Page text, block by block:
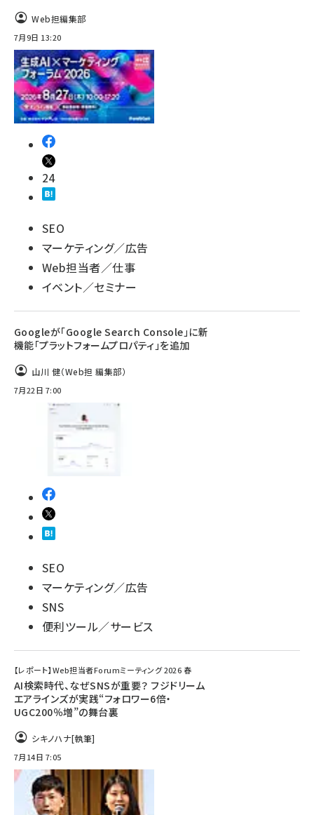
Web担編集部
7月9日 13:20
24
SEO
マーケティング／広告
Web担当者／仕事
イベント／セミナー
Googleが「Google Search Console」に新
機能「プラットフォームプロパティ」を追加
山川 健（Web担 編集部）
7月22日 7:00
SEO
マーケティング／広告
SNS
便利ツール／サービス
【レポート】Web担当者Forumミーティング 2026 春
AI検索時代、なぜSNSが重要？ フジドリーム
エアラインズが実践“フォロワー6倍・
UGC200％増”の舞台裏
シキノハナ[執筆]
7月14日 7:05